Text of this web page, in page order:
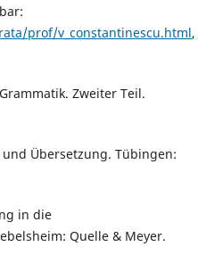
prof/v_constantinescu.html,
Zweiter Teil.
Übersetzung. Tübingen:
in die
Quelle & Meyer.